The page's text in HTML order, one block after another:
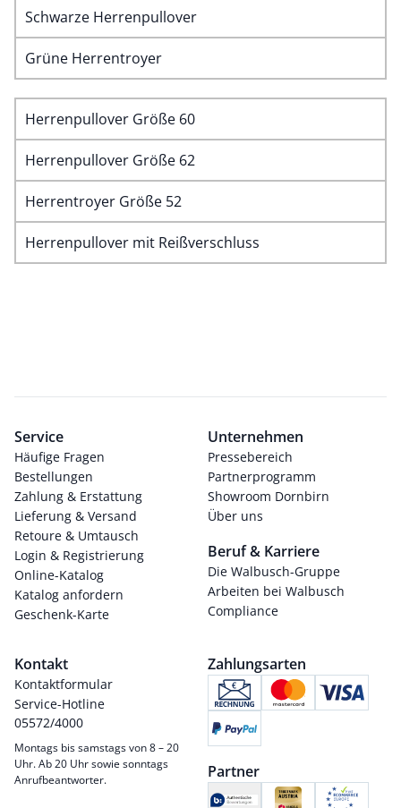
Schwarze Herrenpullover
Grüne Herrentroyer
Herrenpullover Größe 60
Herrenpullover Größe 62
Herrentroyer Größe 52
Herrenpullover mit Reißverschluss
Service
Häufige Fragen
Bestellungen
Zahlung & Erstattung
Lieferung & Versand
Retoure & Umtausch
Login & Registrierung
Online-Katalog
Katalog anfordern
Geschenk-Karte
Unternehmen
Pressebereich
Partnerprogramm
Showroom Dornbirn
Über uns
Beruf & Karriere
Die Walbusch-Gruppe
Arbeiten bei Walbusch
Compliance
Kontakt
Kontaktformular
Service-Hotline
05572/4000
Montags bis samstags von 8 – 20
Uhr. Ab 20 Uhr sowie sonntags
Anrufbeantworter.
Zahlungsarten
Partner